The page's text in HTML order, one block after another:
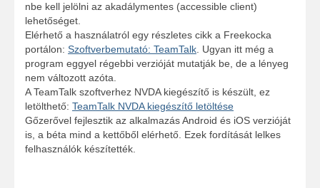
nbe kell jelölni az akadálymentes (accessible client)
lehetőséget.
Elérhető a használatról egy részletes cikk a Freekocka
portálon: Szoftverbemutató: TeamTalk . Ugyan itt még a
program eggyel régebbi verzióját mutatják be, de a lényeg
nem változott azóta.
A TeamTalk szoftverhez NVDA kiegészítő is készült, ez
letölthető: TeamTalk NVDA kiegészítő letöltése
Gőzerővel fejlesztik az alkalmazás Android és iOS verzióját
is, a béta mind a kettőből elérhető. Ezek fordítását lelkes
felhasználók készítették.